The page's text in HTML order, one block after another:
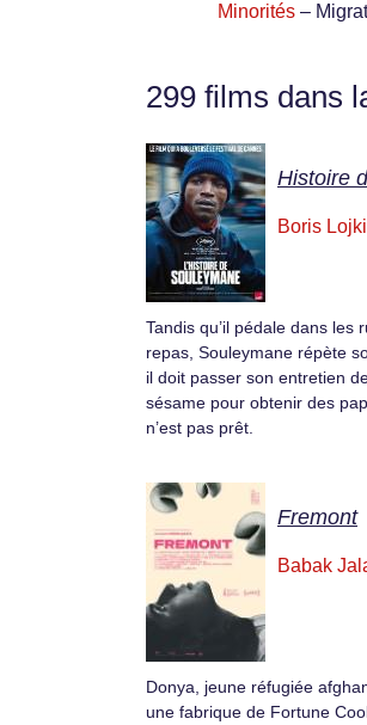
Minorités –
299 films dans
Histoire
Boris
Tandis qu’il pédale dans les
repas, Souleymane répète
il doit passer son entretien
sésame pour obtenir des
n’est pas prêt.
Fremont
Babak
Donya, jeune réfugiée
une fabrique de Fortune